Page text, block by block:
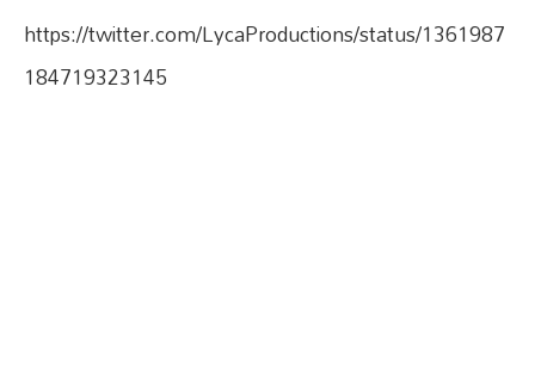
https://twitter.com/LycaProductions/status/1361987
184719323145